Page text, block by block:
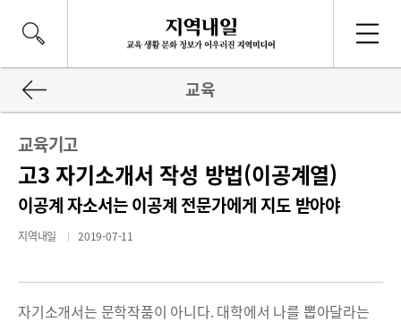
교육
교육기고
고3 자기소개서 작성 방법(이공계열)
이공계 자소서는 이공계 전문가에게 지도 받아야
지역내일 2019-07-11
자기소개서는 문학작품이 아니다. 대학에서 나를 뽑아달라는